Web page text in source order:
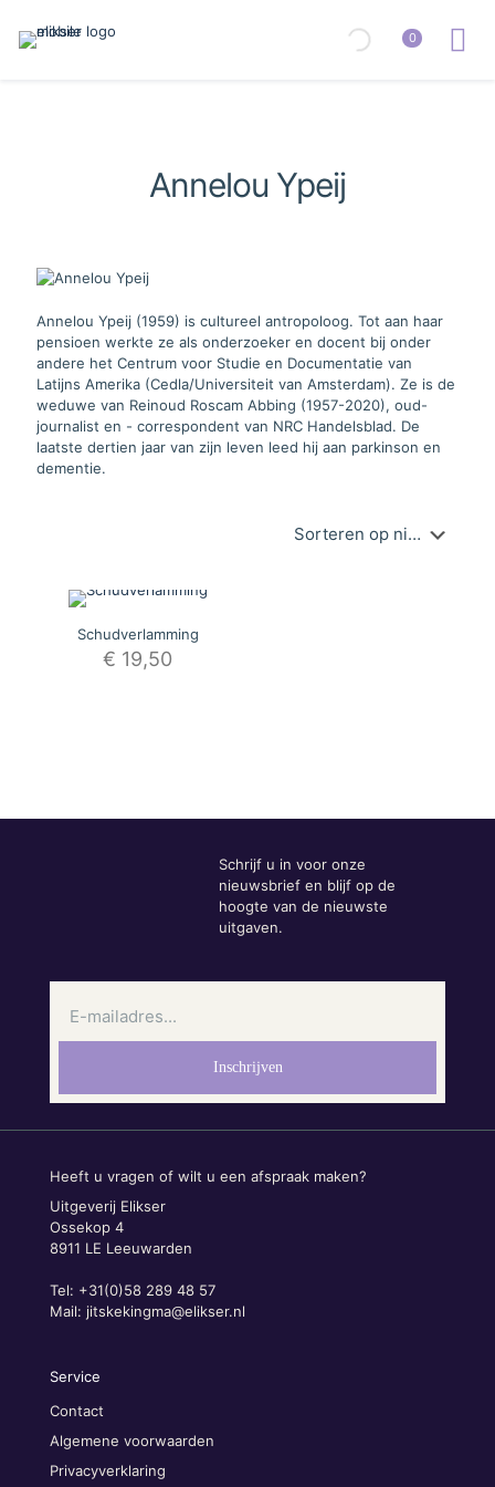
0
Annelou Ypeij
Annelou Ypeij (1959) is cultureel antropoloog. Tot aan haar
pensioen werkte ze als onderzoeker en docent bij onder
andere het Centrum voor Studie en Documentatie van
Latijns Amerika (Cedla/Universiteit van Amsterdam). Ze is de
weduwe van Reinoud Roscam Abbing (1957-2020), oud-
journalist en - correspondent van NRC Handelsblad. De
laatste dertien jaar van zijn leven leed hij aan parkinson en
dementie.
Schudverlamming
€ 19,50
Schrijf u in voor onze
nieuwsbrief en blijf op de
hoogte van de nieuwste
uitgaven.
Heeft u vragen of wilt u een afspraak maken?
Uitgeverij Elikser
Ossekop 4
8911 LE Leeuwarden
Tel: +31(0)58 289 48 57
Mail: jitskekingma@elikser.nl
Service
Contact
Algemene voorwaarden
Privacyverklaring